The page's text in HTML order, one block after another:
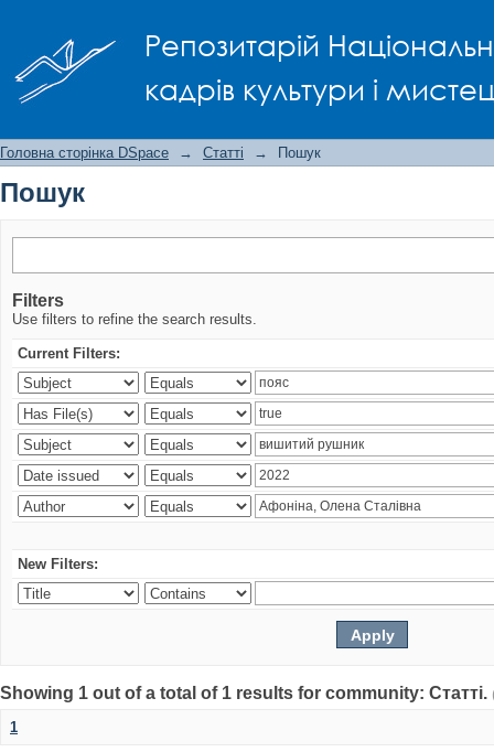
Репозитарій
кадрів культури і
Головна сторінка DSpace → Статті → Пошук
Пошук
Filters
Use filters to refine the search results.
Current Filters:
New Filters:
Showing 1 out of a total of 1 results for community: Статті.
1